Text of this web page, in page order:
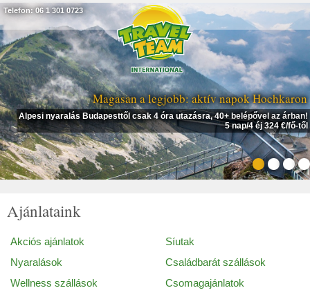
Magasan a legjobb: aktív napok Hochkaron
Alpesi nyaralás Budapesttől csak 4 óra utazásra, 40+ belépővel az árban!
5 nap/4 éj 324 €/fő-től
Telefon: 06 1 301 0723
Ajánlataink
Akciós ajánlatok
Síutak
Nyaralások
Családbarát szállások
Wellness szállások
Csomagajánlatok